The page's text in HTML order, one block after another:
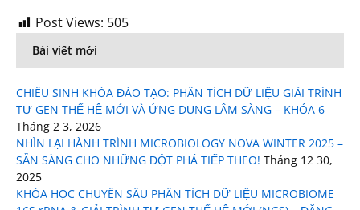
Post Views: 505
Bài viết mới
CHIÊU SINH KHÓA ĐÀO TẠO: PHÂN TÍCH DỮ LIỆU GIẢI TRÌNH
TỰ GEN THẾ HỆ MỚI VÀ ỨNG DỤNG LÂM SÀNG – KHÓA 6
Tháng 2 3, 2026
NHÌN LẠI HÀNH TRÌNH MICROBIOLOGY NOVA WINTER 2025 –
SẴN SÀNG CHO NHỮNG ĐỘT PHÁ TIẾP THEO! Tháng 12 30,
2025
KHÓA HỌC CHUYÊN SÂU PHÂN TÍCH DỮ LIỆU MICROBIOME